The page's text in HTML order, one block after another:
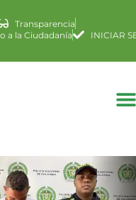
de
Transparencia
a la Ciudadanía
INICIAR